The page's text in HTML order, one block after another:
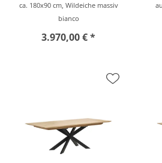
ca. 180x90 cm, Wildeiche massiv
bianco
3.970,00 € *